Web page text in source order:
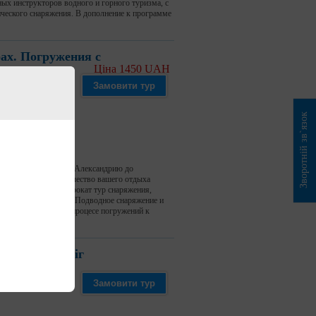
инструкторов водного и горного туризма, с
снаряжения. В дополнение к программе
Погружения с
Ціна 1450 UAH
Замовити тур
с Днепра через Александрию до
отвечает за качество вашего отдыха
услугу – прокат тур снаряжения,
по телефону. Подводное снаряжение и
карьера. Где в процесе погружений к
Кривий Ріг
Замовити тур
Зворотній зв`язок